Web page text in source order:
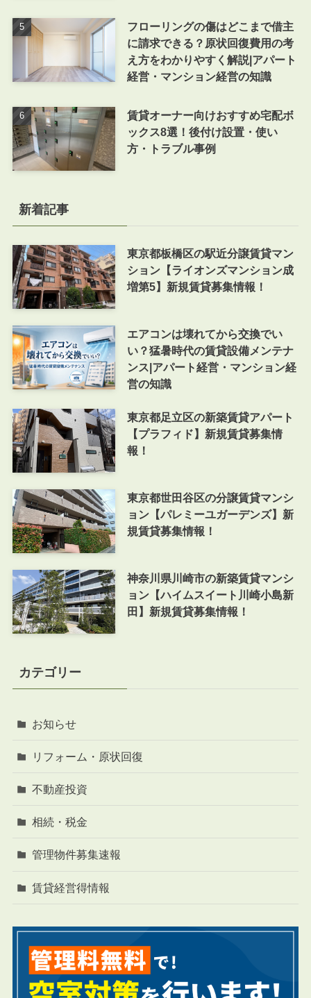
フローリングの傷はどこまで借主
に請求できる？原状回復費用の考
え方をわかりやすく解説|アパート
経営・マンション経営の知識
賃貸オーナー向けおすすめ宅配ボ
ックス8選！後付け設置・使い
方・トラブル事例
新着記事
東京都板橋区の駅近分譲賃貸マン
ション【ライオンズマンション成
増第5】新規賃貸募集情報！
エアコンは壊れてから交換でい
い？猛暑時代の賃貸設備メンテナ
ンス|アパート経営・マンション経
営の知識
東京都足立区の新築賃貸アパート
【プラフィド】新規賃貸募集情
報！
東京都世田谷区の分譲賃貸マンシ
ョン【パレミーユガーデンズ】新
規賃貸募集情報！
神奈川県川崎市の新築賃貸マンシ
ョン【ハイムスイート川崎小島新
田】新規賃貸募集情報！
カテゴリー
お知らせ
リフォーム・原状回復
不動産投資
相続・税金
管理物件募集速報
賃貸経営得情報